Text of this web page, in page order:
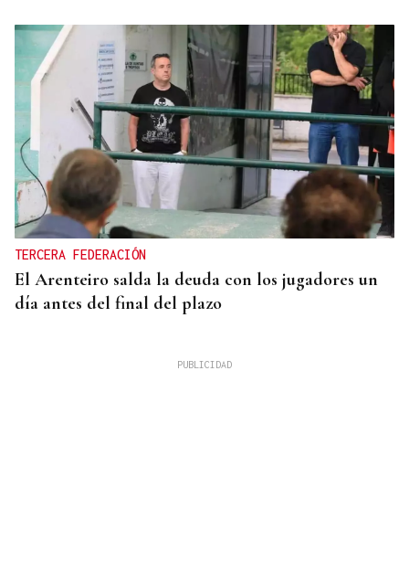
TERCERA FEDERACIÓN
El Arenteiro salda la deuda con los jugadores un
día antes del final del plazo